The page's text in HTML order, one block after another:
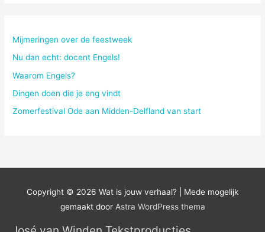
r
:
Mijmeringen over de feestweek
Nu dan echt: docent Engels!
Waarom Engels?
Dingen doen die je eng vindt
Zomerfestival Ode aan Midden-Delfland van start
Copyright © 2026 Wat is jouw verhaal? | Mede mogelijk
gemaakt door Astra WordPress thema